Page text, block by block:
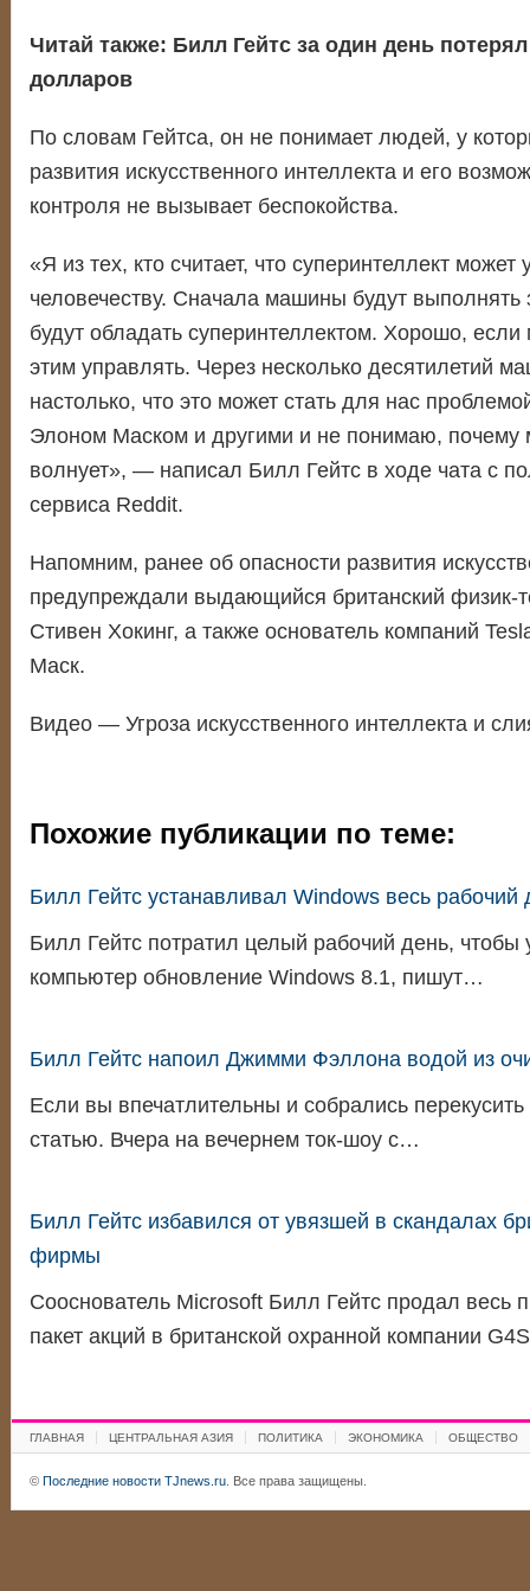
Читай также: Билл Гейтс за один день
долларов
По словам Гейтса, он не понимает людей, у
развития искусственного интеллекта и его
контроля не вызывает беспокойства.
«Я из тех, кто считает, что суперинтеллект может
человечеству. Сначала машины будут выполнять
будут обладать суперинтеллектом. Хорошо,
этим управлять. Через несколько десятилетий
настолько, что это может стать для нас
Элоном Маском и другими и не понимаю, почему
волнует», — написал Билл Гейтс в ходе чата с
сервиса Reddit.
Напомним, ранее об опасности развития
предупреждали выдающийся британский физик-
Стивен Хокинг, а также основатель компаний
Маск.
Видео — Угроза искусственного интеллекта и
Похожие публикации по теме:
Билл Гейтс устанавливал Windows весь рабочий
Билл Гейтс потратил целый рабочий день, чтобы
компьютер обновление Windows 8.1, пишут…
Билл Гейтс напоил Джимми Фэллона водой из
Если вы впечатлительны и собрались перекусить
статью. Вчера на вечернем ток-шоу с…
Билл Гейтс избавился от увязшей в скандалах
фирмы
Сооснователь Microsoft Билл Гейтс продал весь
пакет акций в британской охранной компании
ГЛАВНАЯ ЦЕНТРАЛЬНАЯ АЗИЯ ПОЛИТИКА ЭКОНОМИКА ОБЩЕСТВО
© Последние новости TJnews.ru. Все права защищены.